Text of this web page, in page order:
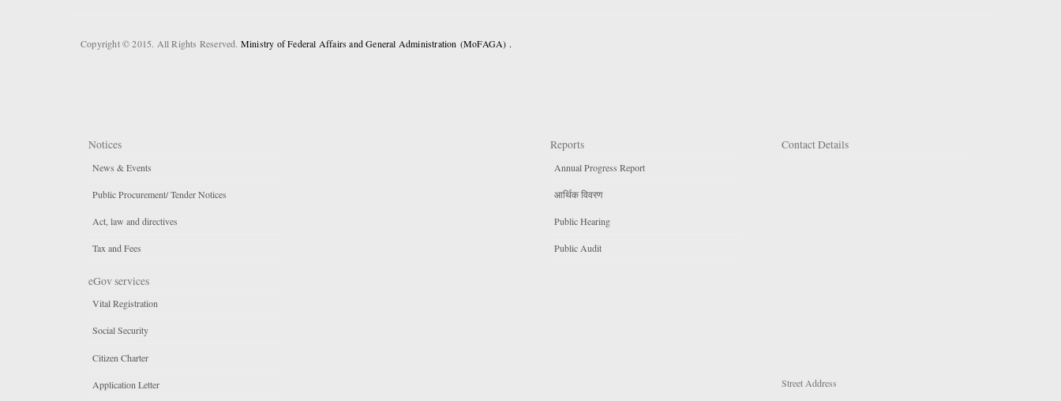
Copyright © 2015. All Rights Reserved. Ministry of Federal Affairs and General Administration (MoFAGA) .
Notices
News & Events
Public Procurement/ Tender Notices
Act, law and directives
Tax and Fees
eGov services
Vital Registration
Social Security
Citizen Charter
Application Letter
Reports
Annual Progress Report
आर्थिक विवरण
Public Hearing
Public Audit
Contact Details
Street Address